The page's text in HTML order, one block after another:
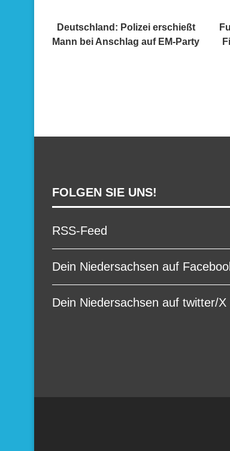
Deutschland: Polizei erschießt
Mann bei Anschlag auf EM-Party
FOLGEN SIE UNS!
RSS-Feed
Dein Niedersachsen auf
Dein Niedersachsen auf twitter/X